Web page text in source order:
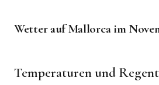
Wetter auf Mallorca im
Temperaturen und